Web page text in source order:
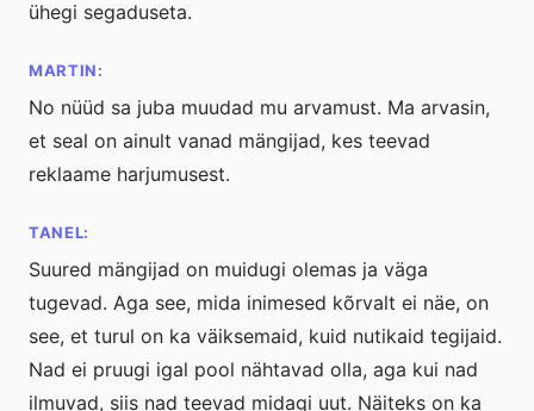
ühegi segaduseta.
MARTIN:
No nüüd sa juba muudad mu arvamust. Ma arvasin,
et seal on ainult vanad mängijad, kes teevad
reklaame harjumusest.
TANEL:
Suured mängijad on muidugi olemas ja väga
tugevad. Aga see, mida inimesed kõrvalt ei näe, on
see, et turul on ka väiksemaid, kuid nutikaid tegijaid.
Nad ei pruugi igal pool nähtavad olla, aga kui nad
ilmuvad, siis nad teevad midagi uut. Näiteks on ka